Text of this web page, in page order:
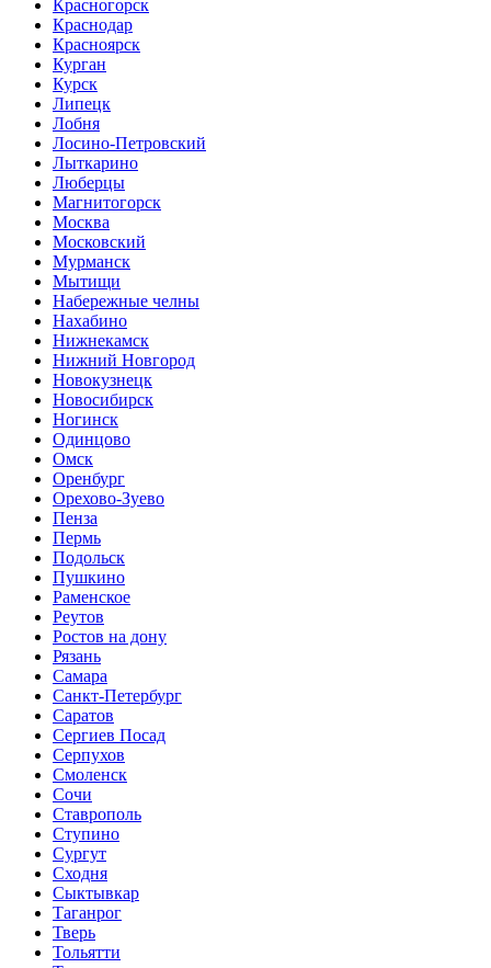
Красногорск
Краснодар
Красноярск
Курган
Курск
Липецк
Лобня
Лосино-Петровский
Лыткарино
Люберцы
Магнитогорск
Москва
Московский
Мурманск
Мытищи
Набережные челны
Нахабино
Нижнекамск
Нижний Новгород
Новокузнецк
Новосибирск
Ногинск
Одинцово
Омск
Оренбург
Орехово-Зуево
Пенза
Пермь
Подольск
Пушкино
Раменское
Реутов
Ростов на дону
Рязань
Самара
Санкт-Петербург
Саратов
Сергиев Посад
Серпухов
Смоленск
Сочи
Ставрополь
Ступино
Сургут
Сходня
Сыктывкар
Таганрог
Тверь
Тольятти